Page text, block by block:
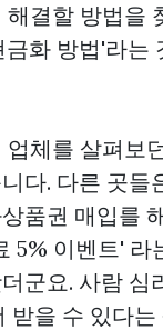
결할 방법을
화 방법'라는
체를 살펴보
다. 다른 곳들
품권 매입를
5% 이벤트' 라
군요. 사람 심
받을 수 있다는